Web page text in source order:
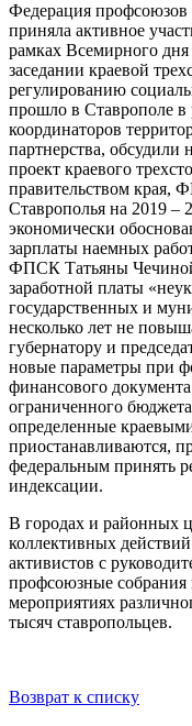
Федерация
приняла активное
рамках Всемирного
заседании краевой
регулированию
прошло в Ставрополе в
координаторов
партнерства, обсудили
проект краевого
правительством края,
Ставрополья на 2019 –
экономически
зарплаты наемных
ФПСК Татьяны
заработной платы
государственных и
несколько лет не
губернатору и
новые параметры при
финансового
ограниченного
определенные
приостанавливаются,
федеральным принять
индексации.
В городах и районных
коллективных
активистов с
профсоюзные собрания
мероприятиях
тысяч ставропольцев.
Возврат к списку